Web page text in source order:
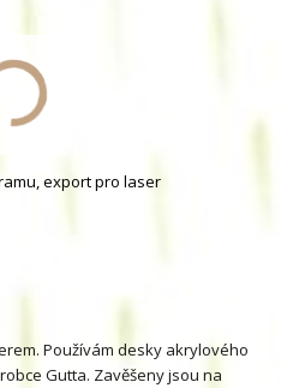
export pro laser
Používám desky akrylového
Gutta. Zavěšeny jsou na